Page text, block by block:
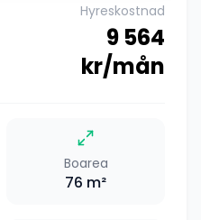
Hyreskostnad
9 564
kr/mån
Boarea
76 m²